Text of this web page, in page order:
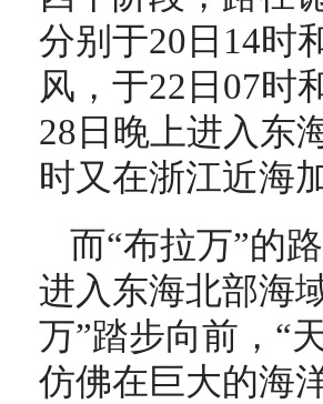
分别于20日14时
风，于22日07时
28日晚上进入东
时又在浙江近海
而“布拉万”的
进入东海北部海
万”踏步向前，“
仿佛在巨大的海